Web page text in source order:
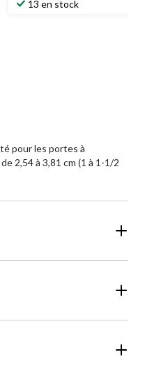
13 en stock
pour les portes à
2,54 à 3,81 cm (1 à 1-1/2